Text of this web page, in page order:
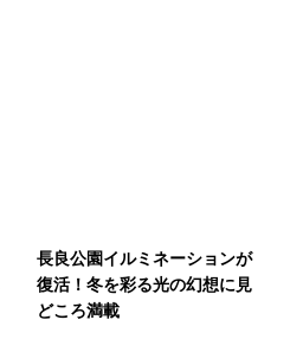
長良公園イルミネーションが
復活！冬を彩る光の幻想に見
どころ満載